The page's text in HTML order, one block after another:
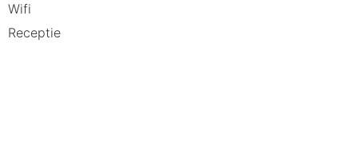
Wifi
Receptie